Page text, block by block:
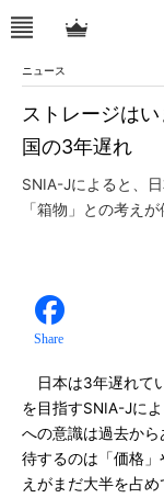
ニュース
ストレージは
国の3年遅れ
SNIA-Jによると、
「箱物」との考え
Share
日本は3年遅れて
を目指すSNIA-Jに
への意識は過去か
待するのは「価格
えがまだ大半を占め